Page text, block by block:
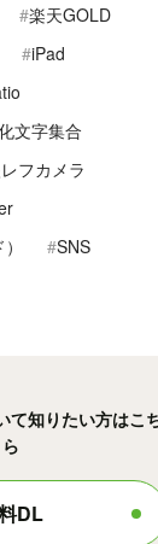
楽天GOLD
iPad
文字集合
フカメラ
SNS
て知りたい方はこ
ら
DL